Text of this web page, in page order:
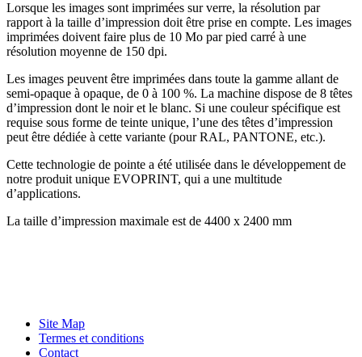
Lorsque les images sont imprimées sur verre, la résolution par
rapport à la taille d’impression doit être prise en compte. Les images
imprimées doivent faire plus de 10 Mo par pied carré à une
résolution moyenne de 150 dpi.
Les images peuvent être imprimées dans toute la gamme allant de
semi-opaque à opaque, de 0 à 100 %. La machine dispose de 8 têtes
d’impression dont le noir et le blanc. Si une couleur spécifique est
requise sous forme de teinte unique, l’une des têtes d’impression
peut être dédiée à cette variante (pour RAL, PANTONE, etc.).
Cette technologie de pointe a été utilisée dans le développement de
notre produit unique EVOPRINT, qui a une multitude
d’applications.
La taille d’impression maximale est de 4400 x 2400 mm
Site Map
Termes et conditions
Contact